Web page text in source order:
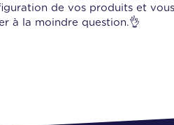
de vos produits et
à la moindre question.👌